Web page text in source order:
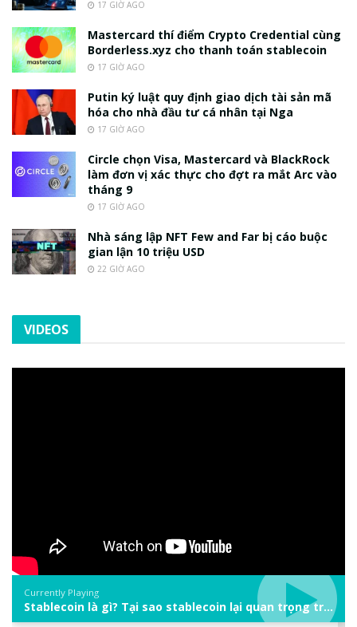
17 GIỜ AGO
Mastercard thí điểm Crypto Credential cùng
Borderless.xyz cho thanh toán stablecoin
17 GIỜ AGO
Putin ký luật quy định giao dịch tài sản mã
hóa cho nhà đầu tư cá nhân tại Nga
17 GIỜ AGO
Circle chọn Visa, Mastercard và BlackRock
làm đơn vị xác thực cho đợt ra mắt Arc vào
tháng 9
17 GIỜ AGO
Nhà sáng lập NFT Few and Far bị cáo buộc
gian lận 10 triệu USD
22 GIỜ AGO
VIDEOS
Currently Playing
Stablecoin là gì? Tại sao stablecoin lại quan trọng trong thị trường crypto? | Phổ cập Blockchain